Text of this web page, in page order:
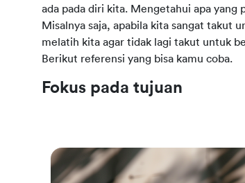
ada pada diri kita. Mengetahui apa
Misalnya saja, apabila kita sangat takut
melatih kita agar tidak lagi takut untuk
Berikut referensi yang bisa kamu coba.
Fokus pada tujuan